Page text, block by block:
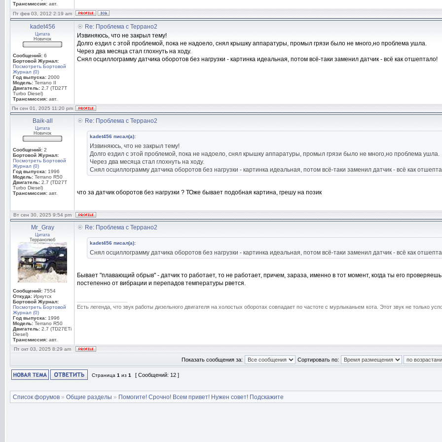
Трансмиссия: авт.
Пт фев 03, 2012 2:19 am
kadet456
Цитата
Новичок
Сообщений: 6
Бортовой Журнал:
Посмотреть Бортовой
Журнал (0)
Год выпуска: 2000
Модель: Terrano II
Двигатель: 2.7 (TD27T
Turbo Diesel)
Трансмиссия: авт.
Re: Проблема с Террано2
Извиняюсь, что не закрыл тему!
Долго ездил с этой проблемой, пока не надоело, снял крышку аппаратуры, промыл грязи было не много,но проблема ушла.
Через два месяца стал глохнуть на ходу.
Снял осциллограмму датчика оборотов без нагрузки - картинка идеальная, потом всё-таки заменил датчик - всё как отшептало!
Пн сен 01, 2025 11:20 pm
Baik-all
Цитата
Новичок
Сообщений: 2
Бортовой Журнал:
Посмотреть Бортовой
Журнал (0)
Год выпуска: 1996
Модель: Terrano R50
Двигатель: 2.7 (TD27T
Turbo Diesel)
Трансмиссия: авт.
Re: Проблема с Террано2
kadet456 писал(а):
Извиняюсь, что не закрыл тему!
Долго ездил с этой проблемой, пока не надоело, снял крышку аппаратуры, промыл грязи было не много,но проблема ушла.
Через два месяца стал глохнуть на ходу.
Снял осциллограмму датчика оборотов без нагрузки - картинка идеальная, потом всё-таки заменил датчик - всё как
что за датчик оборотов без нагрузки ? ТОже бывает подобная картина, грешу на позик
Вт сен 30, 2025 9:54 pm
Mr_Gray
Цитата
Терранолюб
Сообщений: 7554
Откуда: Иркутск
Бортовой Журнал:
Посмотреть Бортовой
Журнал (0)
Год выпуска: 1996
Модель: Terrano R50
Двигатель: 2.7 (TD27ETi
Diesel)
Трансмиссия: авт.
Re: Проблема с Террано2
kadet456 писал(а):
Снял осциллограмму датчика оборотов без нагрузки - картинка идеальная, потом всё-таки заменил датчик - всё как
Бывает "плавающий обрыв" - датчик то работает, то не работает, причем, зараза, именно в тот момент, когда ты его
постепенно от вибрации и перепадов температуры рвется.
Есть легенда, что звук работы дизельного двигателя на холостых оборотах совпадает по частоте с мурлыканьем кота. Этот звук не только
Пт окт 03, 2025 8:29 am
Показать сообщения за: Сортировать по:
Страница 1 из 1 [ Сообщений: 12 ]
Список форумов » Общие разделы » Помогите! Срочно! Всем привет! Нужен совет! Подскажите